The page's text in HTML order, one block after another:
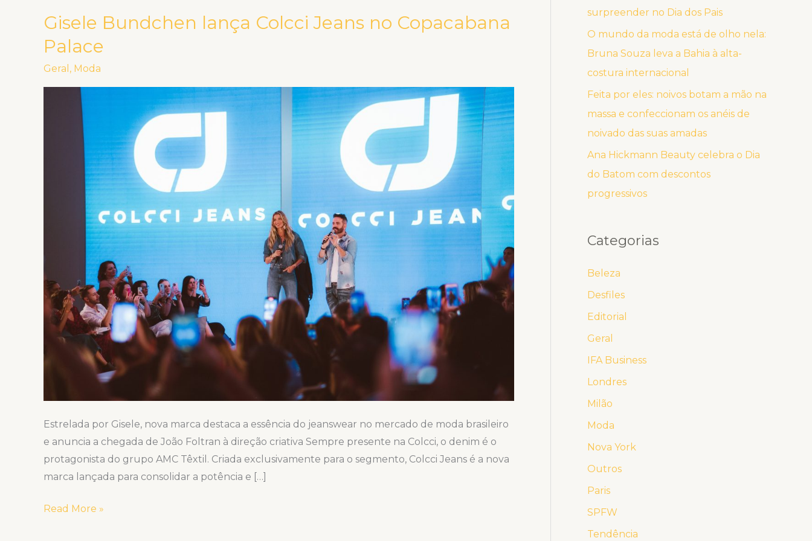
Gisele Bundchen lança Colcci Jeans no Copacabana
Palace
Geral , Moda
Estrelada por Gisele, nova marca destaca a essência do jeanswear no mercado de moda brasileiro
e anuncia a chegada de João Foltran à direção criativa Sempre presente na Colcci, o denim é o
protagonista do grupo AMC Têxtil. Criada exclusivamente para o segmento, Colcci Jeans é a nova
marca lançada para consolidar a potência e […]
Gisele
lança
Colcci
Jeans
Copacabana
Read More »
surpreender no Dia dos Pais
O mundo da moda está de olho nela:
Bruna Souza leva a Bahia à alta-
costura internacional
Feita por eles: noivos botam a mão na
massa e confeccionam os anéis de
noivado das suas amadas
Ana Hickmann Beauty celebra o Dia
do Batom com descontos
progressivos
Categorias
Beleza
Desfiles
Editorial
Geral
IFA Business
Londres
Milão
Moda
Nova York
Outros
Paris
SPFW
Tendência